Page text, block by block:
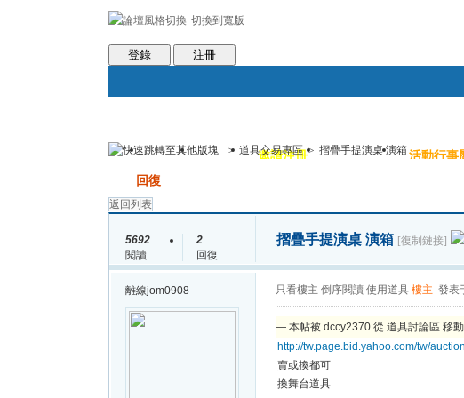
切換到寬版
會員條款 社區服務
登錄 注冊
論壇 圈子 邀請注冊 群組聚合 活動行事
> 道具交易專區 > 摺疊手提演桌 演箱
回復
返回列表
5692
閱讀
2
回復
摺疊手提演桌 演箱 [復制鏈接]
離線jom0908 只看樓主 倒序閱讀 使用道具 樓主 發表
— 本帖被 dccy2370 從 道具討論區 移
http://tw.page.bid.yahoo.com/tw/
賣或換都可
換舞台道具